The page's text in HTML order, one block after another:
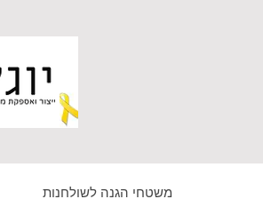
משטחי הגנה לשולחנות